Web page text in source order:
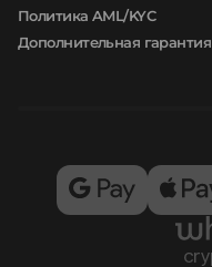
Политика AML/KYC
Дополнительная гарантия